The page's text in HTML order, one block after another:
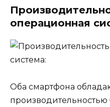
операционная
Оба смартфона